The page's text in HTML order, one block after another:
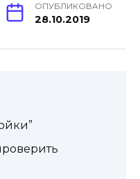
ОПУБЛИКОВАНО
28.10.2019